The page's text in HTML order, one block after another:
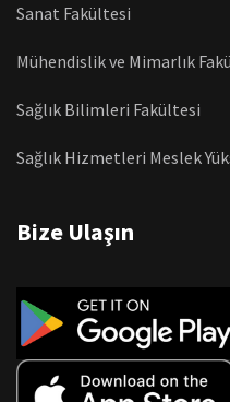
Sanat Fakültesi
Mühendislik ve Mimarlık
Sağlık Bilimleri Fakültesi
Sağlık Hizmetleri Meslek
Bize Ulaşın